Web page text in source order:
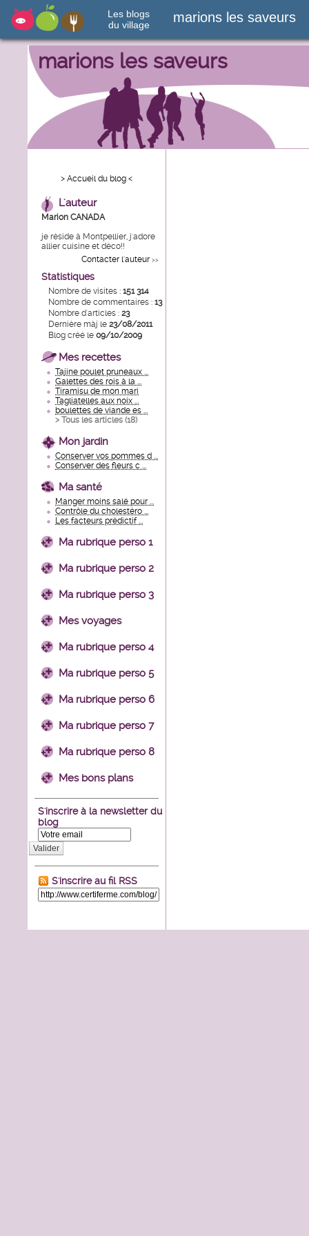
Les blogs
du village
marions les saveurs
marions les saveurs
> Accueil du blog <
L'auteur
Marion CANADA
je réside à Montpellier, j'adore
allier cuisine et déco!!
Contacter l'auteur >>
Statistiques
Nombre de visites : 151 314
Nombre de commentaires : 13
Nombre d'articles : 23
Dernière màj le 23/08/2011
Blog créé le 09/10/2009
Mes recettes
Tajine poulet pruneaux ...
Galettes des rois à la ...
Tiramisu de mon mari
Tagliatelles aux noix ...
boulettes de viande es ...
> Tous les articles (18)
Mon jardin
Conserver vos pommes d ...
Conserver des fleurs c ...
Ma santé
Manger moins salé pour ...
Contrôle du cholestéro ...
Les facteurs prédictif ...
Ma rubrique perso 1
Ma rubrique perso 2
Ma rubrique perso 3
Mes voyages
Ma rubrique perso 4
Ma rubrique perso 5
Ma rubrique perso 6
Ma rubrique perso 7
Ma rubrique perso 8
Mes bons plans
S'inscrire à la newsletter du
blog
Valider
S'inscrire au fil RSS